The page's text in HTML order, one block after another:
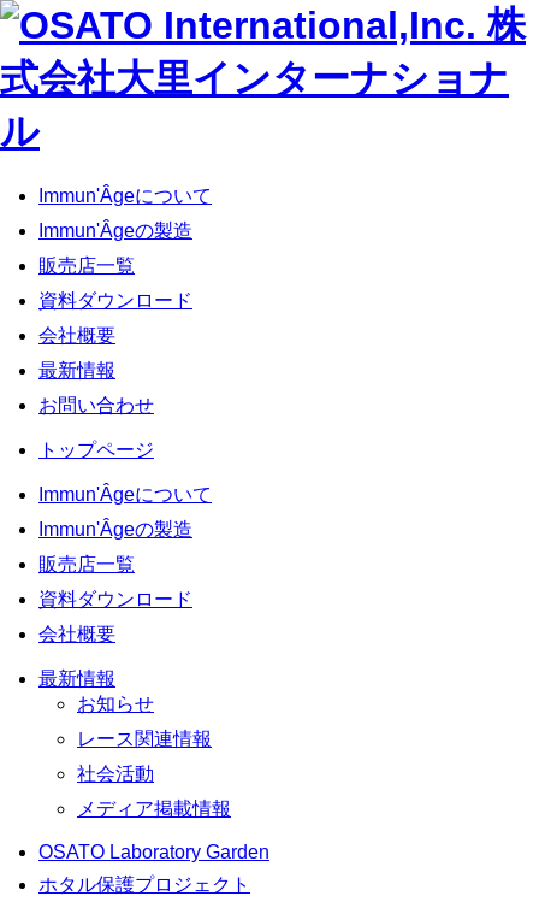
Immun'Âgeについて
Immun'Âgeの製造
販売店一覧
資料ダウンロード
会社概要
最新情報
お問い合わせ
トップページ
Immun'Âgeについて
Immun'Âgeの製造
販売店一覧
資料ダウンロード
会社概要
最新情報
お知らせ
レース関連情報
社会活動
メディア掲載情報
OSATO Laboratory Garden
ホタル保護プロジェクト